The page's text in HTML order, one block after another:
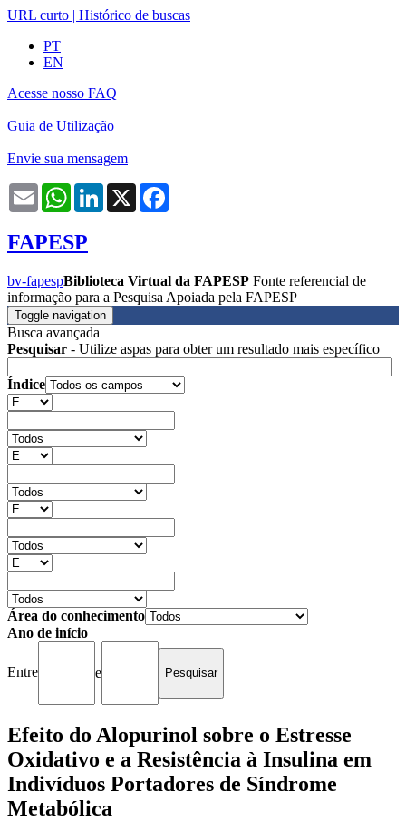
URL curto | Histórico de buscas
PT
EN
Acesse nosso FAQ
Guia de Utilização
Envie sua mensagem
Email WhatsAppLinkedIn
X
FAPESP
bv-fapespBiblioteca Virtual da FAPESP Fonte referencial de
informação para a Pesquisa Apoiada pela FAPESP
Toggle navigation
Busca avançada
Pesquisar - Utilize aspas para obter um resultado mais específico
Índice
Área do conhecimento
Ano de início
Entre e
Efeito do Alopurinol sobre o Estresse
Oxidativo e a Resistência à Insulina em
Indivíduos Portadores de Síndrome
Metabólica